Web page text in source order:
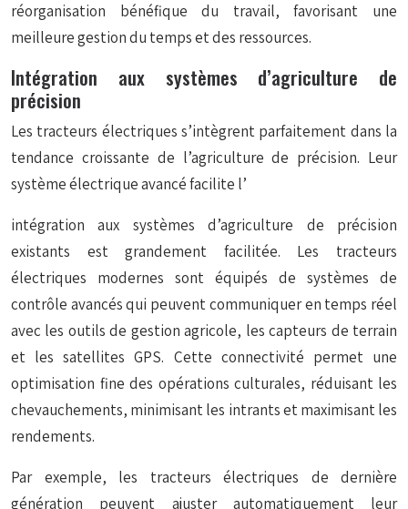
réorganisation bénéfique du travail, favorisant une
meilleure gestion du temps et des ressources.
Intégration aux systèmes d’agriculture de
précision
Les tracteurs électriques s’intègrent parfaitement dans la
tendance croissante de l’agriculture de précision. Leur
système électrique avancé facilite l’
intégration aux systèmes d’agriculture de précision
existants est grandement facilitée. Les tracteurs
électriques modernes sont équipés de systèmes de
contrôle avancés qui peuvent communiquer en temps réel
avec les outils de gestion agricole, les capteurs de terrain
et les satellites GPS. Cette connectivité permet une
optimisation fine des opérations culturales, réduisant les
chevauchements, minimisant les intrants et maximisant les
rendements.
Par exemple, les tracteurs électriques de dernière
génération peuvent ajuster automatiquement leur